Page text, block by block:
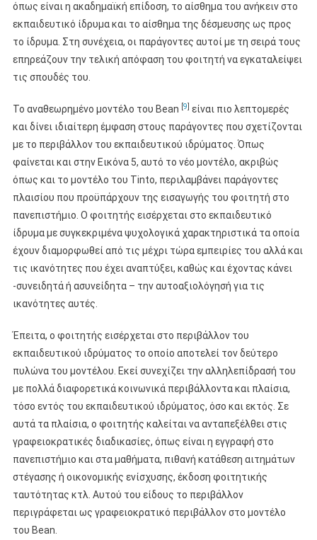
όπως είναι η ακαδημαϊκή επίδοση, το αίσθημα του ανήκειν στο
εκπαιδευτικό ίδρυμα και το αίσθημα της δέσμευσης ως προς
το ίδρυμα. Στη συνέχεια, οι παράγοντες αυτοί με τη σειρά τους
επηρεάζουν την τελική απόφαση του φοιτητή να εγκαταλείψει
τις σπουδές του.
Το αναθεωρημένο μοντέλο του Bean [9] είναι πιο λεπτομερές
και δίνει ιδιαίτερη έμφαση στους παράγοντες που σχετίζονται
με το περιβάλλον του εκπαιδευτικού ιδρύματος. Όπως
φαίνεται και στην Εικόνα 5, αυτό το νέο μοντέλο, ακριβώς
όπως και το μοντέλο του Tinto, περιλαμβάνει παράγοντες
πλαισίου που προϋπάρχουν της εισαγωγής του φοιτητή στο
πανεπιστήμιο. Ο φοιτητής εισέρχεται στο εκπαιδευτικό
ίδρυμα με συγκεκριμένα ψυχολογικά χαρακτηριστικά τα οποία
έχουν διαμορφωθεί από τις μέχρι τώρα εμπειρίες του αλλά και
τις ικανότητες που έχει αναπτύξει, καθώς και έχοντας κάνει
-συνειδητά ή ασυνείδητα – την αυτοαξιολόγησή για τις
ικανότητες αυτές.
Έπειτα, ο φοιτητής εισέρχεται στο περιβάλλον του
εκπαιδευτικού ιδρύματος το οποίο αποτελεί τον δεύτερο
πυλώνα του μοντέλου. Εκεί συνεχίζει την αλληλεπίδρασή του
με πολλά διαφορετικά κοινωνικά περιβάλλοντα και πλαίσια,
τόσο εντός του εκπαιδευτικού ιδρύματος, όσο και εκτός. Σε
αυτά τα πλαίσια, ο φοιτητής καλείται να ανταπεξέλθει στις
γραφειοκρατικές διαδικασίες, όπως είναι η εγγραφή στο
πανεπιστήμιο και στα μαθήματα, πιθανή κατάθεση αιτημάτων
στέγασης ή οικονομικής ενίσχυσης, έκδοση φοιτητικής
ταυτότητας κτλ. Αυτού του είδους το περιβάλλον
περιγράφεται ως γραφειοκρατικό περιβάλλον στο μοντέλο
του Bean.